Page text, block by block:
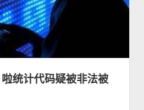
统计代码疑被非法被